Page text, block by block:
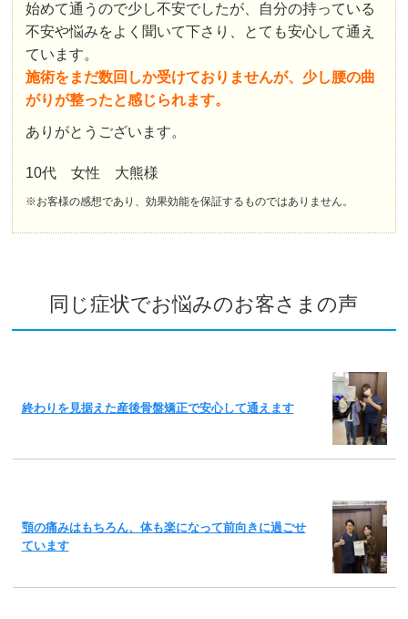
始めて通うので少し不安でしたが、自分の持っている
不安や悩みをよく聞いて下さり、とても安心して通え
ています。
施術をまだ数回しか受けておりませんが、少し腰の曲
がりが整ったと感じられます。
ありがとうございます。
10代 女性 大熊様
※お客様の感想であり、効果効能を保証するものではありません。
同じ症状でお悩みのお客さまの声
終わりを見据えた産後骨盤矯正で安心して通えます
顎の痛みはもちろん、体も楽になって前向きに過ごせ
ています